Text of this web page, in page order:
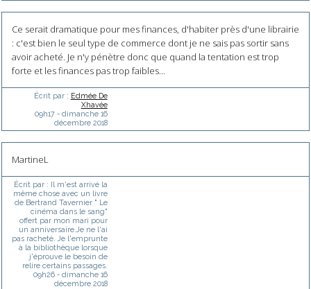
Ce serait dramatique pour mes finances, d'habiter près d'une librairie
: c'est bien le seul type de commerce dont je ne sais pas sortir sans
avoir acheté. Je n'y pénètre donc que quand la tentation est trop
forte et les finances pas trop faibles...
Écrit par : Edmée De
Xhavée
09h17- dimanche 16
décembre 2018
MartineL
Écrit par : Il m'est arrivé la
même chose avec un livre
de Bertrand Tavernier " Le
cinéma dans le sang"
offert par mon mari pour
un anniversaire.Je ne l'ai
pas racheté. Je l'emprunte
à la bibliothèque lorsque
j'éprouve le besoin de
relire certains passages.
09h26- dimanche 16
décembre 2018